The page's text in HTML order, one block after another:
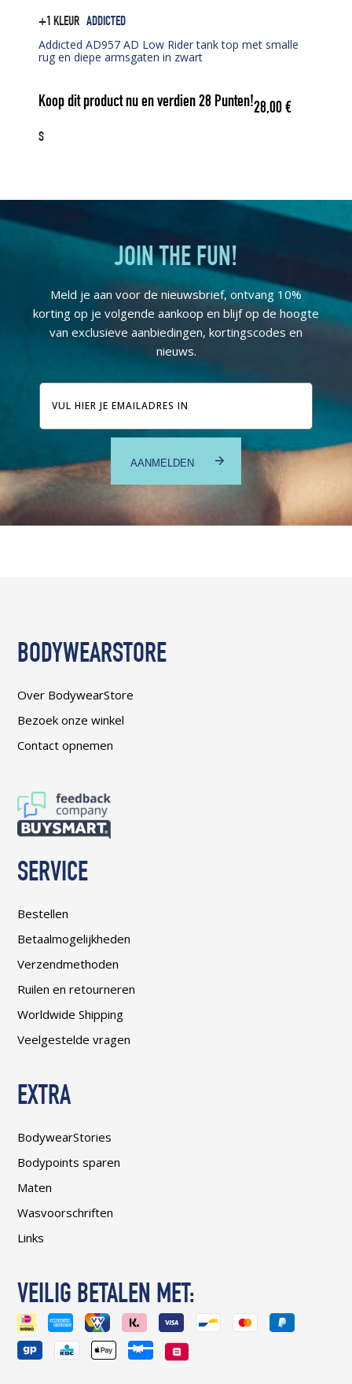
+1 KLEUR ADDICTED
Addicted AD957 AD Low Rider tank top met smalle
rug en diepe armsgaten in zwart
Koop dit product nu en verdien28 Punten!28,00€
S
JOIN THE FUN!
Meld je aan voor de nieuwsbrief, ontvang 10%
korting op je volgende aankoop en blijf op de hoogte
van exclusieve aanbiedingen, kortingscodes en
nieuws.
E-
mailadres
BODYWEARSTORE
Over BodywearStore
Bezoek onze winkel
Contact opnemen
SERVICE
Bestellen
Betaalmogelijkheden
Verzendmethoden
Ruilen en retourneren
Worldwide Shipping
Veelgestelde vragen
EXTRA
BodywearStories
Bodypoints sparen
Maten
Wasvoorschriften
Links
VEILIG BETALEN MET: